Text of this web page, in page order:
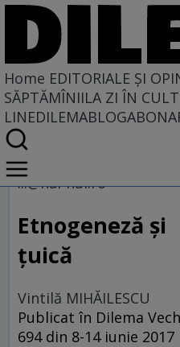
Home EDITORIALE ȘI
SĂPTĂMÎNIILA ZI ÎN
LINEDILEMABLOG
Home
EDITORIALE ȘI OPINII
SITUAȚIUNEA
...@hai-hui.ro
Etnogeneză şi
ţuică
Vintilă MIHĂILESCU
Publicat în Dilema
694 din 8-14 iunie 2017